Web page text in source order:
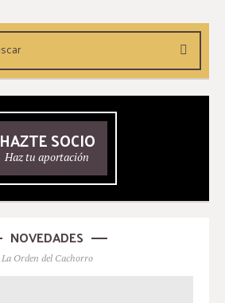
HAZTE SOCIO
Haz tu aportación
NOVEDADES
La Orden del Cachorro